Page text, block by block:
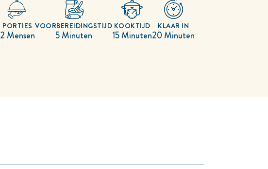
2 Mensen
PORTIES
5 Minuten
VOORBEREIDINGSTIJD
15 Minuten
KOOKTIJD
20 Minuten
KLAAR IN